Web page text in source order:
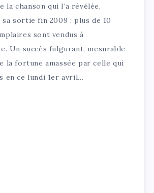
la chanson qui l’a révélée,
sortie fin 2009 : plus de 10
sont vendus à
Un succès fulgurant, mesurable
la fortune amassée par celle qui
en ce lundi 1er avril…